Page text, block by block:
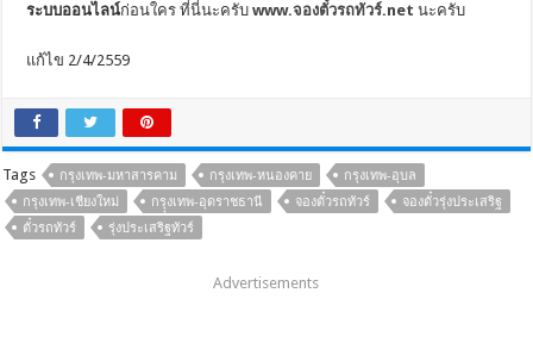
ระบบออนไลน์ก่อนใคร ที่นี่นะครับwww.จองตั๋วรถทัวร์.net นะครับ
แก้ไข 2/4/2559
Tags กรุงเทพ-มหาสารคาม กรุงเทพ-หนองคาย
กรุงเทพ-อุบล
กรุงเทพ-เชียงใหม่
กรุุงเทพ-อุดราชธานี จองตั๋วรถทัวร์
จองตั๋วรุ่งประเสริฐ
ตั๋วรถทัวร์
รุ่งประเสริฐทัวร์
Advertisements